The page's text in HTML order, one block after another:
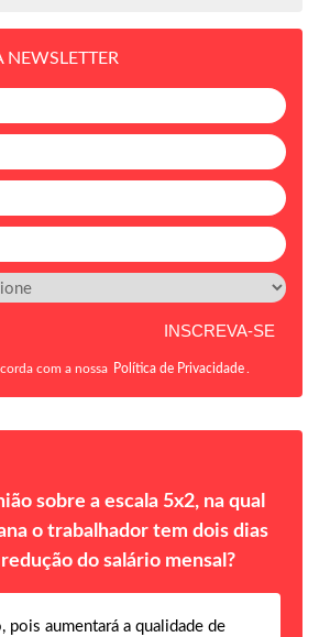
NEWSLETTER
com a nossa Política de Privacidade
sobre a escala 5x2, na qual
o trabalhador tem dois dias
do salário mensal?
pois aumentará a qualidade de